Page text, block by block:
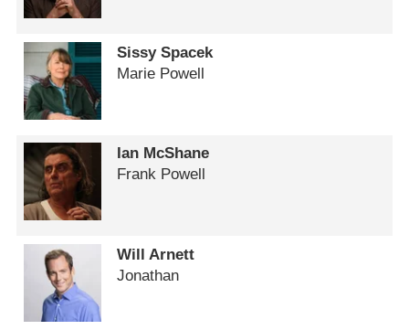
Sissy Spacek
Marie Powell
Ian McShane
Frank Powell
Will Arnett
Jonathan